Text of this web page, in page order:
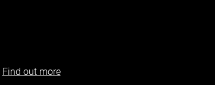
Find out more